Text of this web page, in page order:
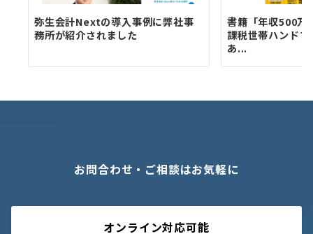
弥生会計Nextの導入事例に弊社事
務所が紹介されました
書籍「年収500万
課税世帯ハンド
あ...
お問合わせ・ご相談はお気軽に
オンライン対応可能